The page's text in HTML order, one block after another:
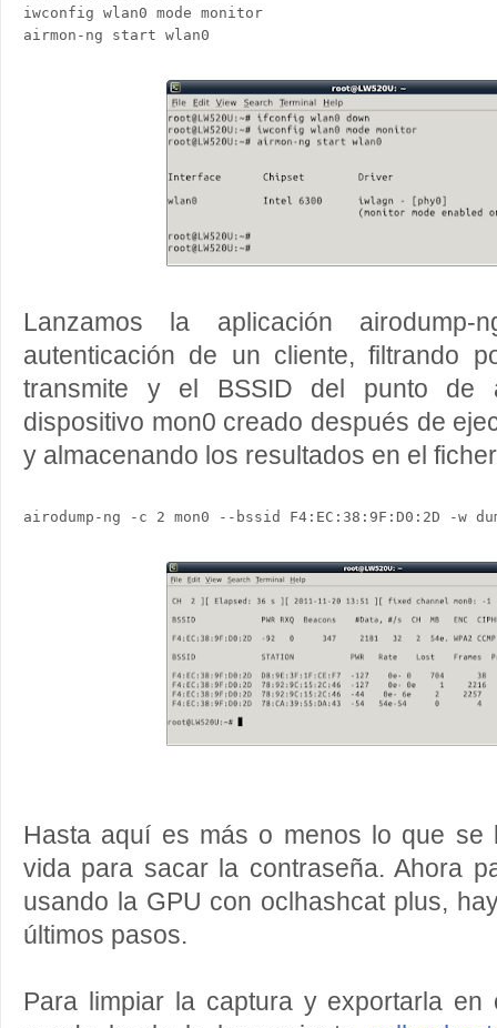
iwconfig wlan0 mode monitor
Lanzamos la aplicación
autenticación de un cliente, filtrando
transmite y el BSSID del punto de
dispositivo mon0 creado después de
y almacenando los resultados en el
Hasta aquí es más o menos lo que se
vida para sacar la contraseña. Ahora
usando la GPU con oclhashcat plus,
últimos pasos.
Para limpiar la captura y exportarla en